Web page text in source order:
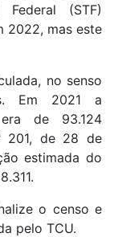
(STF)
2022, mas este
no senso
Em 2021 a
de 93.124
201, de 28 de
estimada do
o censo e
pelo TCU.